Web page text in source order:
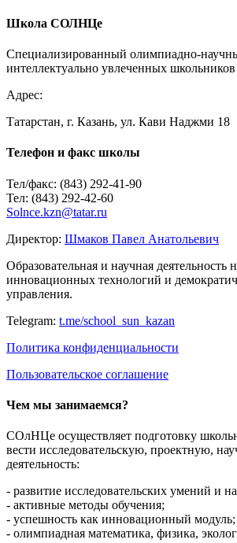
Школа СОЛНЦе
Специализированный олимпиадно-
интеллектуально увлеченных школьников
Адрес:
Татарстан, г. Казань, ул. Кави Наджми 18
Телефон и факс школы
Тел/факс: (843) 292-41-90
Тел: (843) 292-42-60
Solnce.kzn@tatar.ru
Директор: Шмаков Павел Анатольевич
Образовательная и научная деятельность
инновационных технологий и
управления.
Telegram: t.me/school_sun_kazan
Политика конфиденциальности
Пользовательское соглашение
Чем мы занимаемся?
СОлНЦе осуществляет подготовку
вести исследовательскую, проектную,
деятельность:
- развитие исследовательских умений и
- активные методы обучения;
- успешность как инновационный модуль;
- олимпиадная математика, физика,